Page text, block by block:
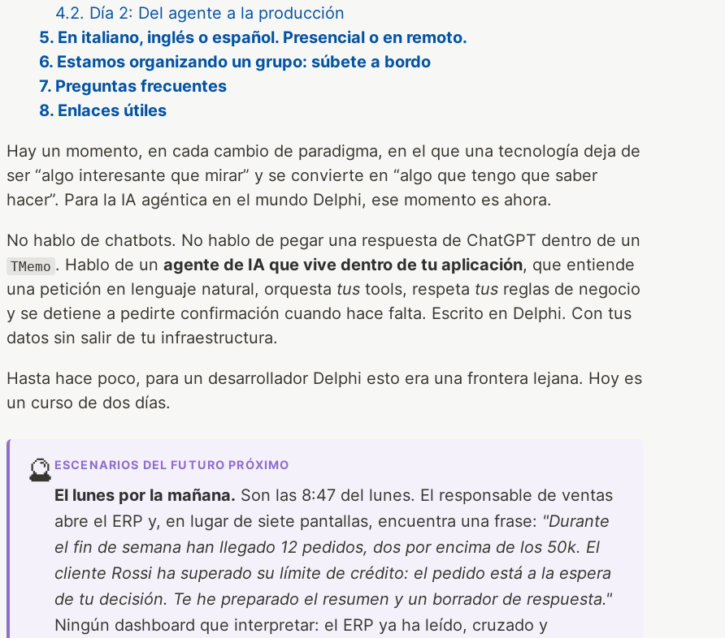
4.2. Día 2: Del agente a la producción
5. En italiano, inglés o español. Presencial o en remoto.
6. Estamos organizando un grupo: súbete a bordo
7. Preguntas frecuentes
8. Enlaces útiles
Hay un momento, en cada cambio de paradigma, en el que una tecnología deja de
ser “algo interesante que mirar” y se convierte en “algo que tengo que saber
hacer”. Para la IA agéntica en el mundo Delphi, ese momento es ahora.
No hablo de chatbots. No hablo de pegar una respuesta de ChatGPT dentro de un
TMemo . Hablo de un agente de IA que vive dentro de tu aplicación, que entiende
una petición en lenguaje natural, orquesta tus tools, respeta tus reglas de negocio
y se detiene a pedirte confirmación cuando hace falta. Escrito en Delphi. Con tus
datos sin salir de tu infraestructura.
Hasta hace poco, para un desarrollador Delphi esto era una frontera lejana. Hoy es
un curso de dos días.
🔮 ESCENARIOS DEL FUTURO PRÓXIMO
El lunes por la mañana. Son las 8:47 del lunes. El responsable de ventas
abre el ERP y, en lugar de siete pantallas, encuentra una frase: "Durante
el fin de semana han llegado 12 pedidos, dos por encima de los 50k. El
cliente Rossi ha superado su límite de crédito: el pedido está a la espera
de tu decisión. Te he preparado el resumen y un borrador de respuesta."
Ningún dashboard que interpretar: el ERP ya ha leído, cruzado y